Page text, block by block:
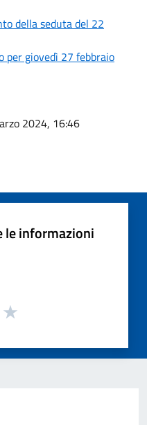
della seduta del 22
per giovedì 27 febbraio
2024, 16:46
le informazioni